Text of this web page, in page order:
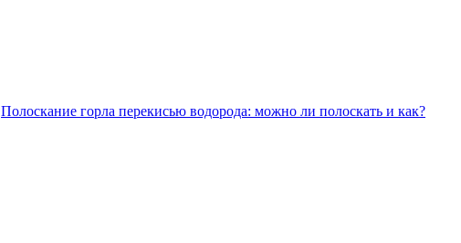
Полоскание горла перекисью водорода: можно ли полоскать и как?